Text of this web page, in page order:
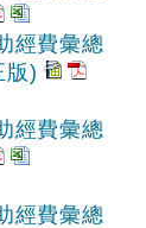
經費彙總
版)
經費彙總
經費彙總